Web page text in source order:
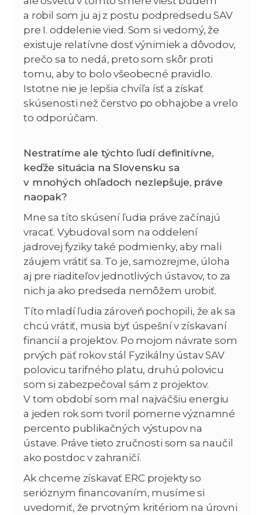
a robil som ju aj z postu podpredsedu SAV
pre I. oddelenie vied. Som si vedomý, že
existuje relatívne dosť výnimiek a dôvodov,
prečo sa to nedá, preto som skôr proti
tomu, aby to bolo všeobecné pravidlo.
Istotne nie je lepšia chvíľa ísť a získať
skúsenosti než čerstvo po obhajobe a vrelo
to odporúčam.
Nestratíme ale týchto ľudí definitívne,
keďže situácia na Slovensku sa
v mnohých ohľadoch nezlepšuje, práve
naopak?
Mne sa títo skúsení ľudia práve začínajú
vracať. Vybudoval som na oddelení
jadrovej fyziky také podmienky, aby mali
záujem vrátiť sa. To je, samozrejme, úloha
aj pre riaditeľov jednotlivých ústavov, to za
nich ja ako predseda nemôžem urobiť.
Títo mladí ľudia zároveň pochopili, že ak sa
chcú vrátiť, musia byť úspešní v získavaní
financií a projektov. Po mojom návrate som
prvých päť rokov stál Fyzikálny ústav SAV
polovicu tarifného platu, druhú polovicu
som si zabezpečoval sám z projektov.
V tom období som mal najväčšiu energiu
a jeden rok som tvoril pomerne významné
percento publikačných výstupov na
ústave. Práve tieto zručnosti som sa naučil
ako postdoc v zahraničí.
Ak chceme získavať ERC projekty so
serióznym financovaním, musíme si
uvedomiť, že prvotným kritériom na úrovni